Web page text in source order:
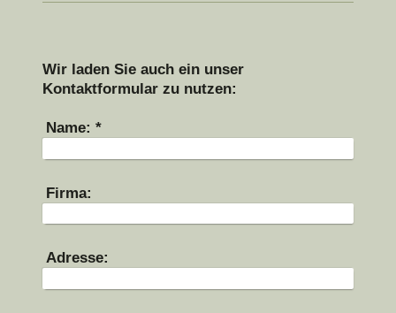
Wir laden Sie auch ein unser
Kontaktformular zu nutzen:
Name: *
Firma:
Adresse: